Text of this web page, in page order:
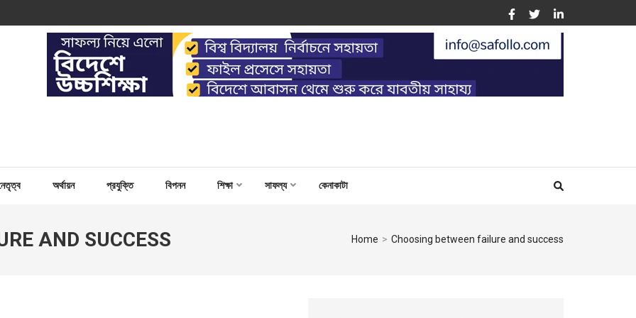
FOR CAPACITY BUILDING
অর্থায়ন প্রযুক্তি বিপনন শিক্ষা সাফল্য কেনাকাটা
AND SUCCESS Home > Choosing between failure and success